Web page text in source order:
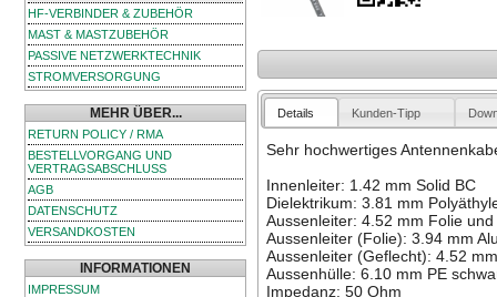
HF-VERBINDER & ZUBEHÖR
MAST & MASTZUBEHÖR
PASSIVE NETZWERKTECHNIK
STROMVERSORGUNG
MEHR ÜBER...
RETURN POLICY / RMA
BESTELLVORGANG UND
VERTRAGSABSCHLUSS
AGB
DATENSCHUTZ
VERSANDKOSTEN
INFORMATIONEN
IMPRESSUM
Details Kunden-Tipp
Sehr hochwertiges
Innenleiter: 1.42 mm Solid BC
Dielektrikum: 3.81 mm
Aussenleiter: 4.52 mm Folie
Aussenleiter (Folie): 3.94 mm
Aussenleiter (Geflecht): 4.52
Aussenhülle: 6.10 mm PE
Impedanz: 50 Ohm